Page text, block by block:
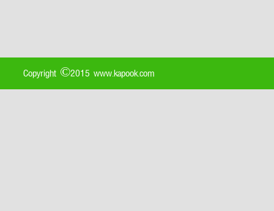
Copyright ©2015 www.kapook.com